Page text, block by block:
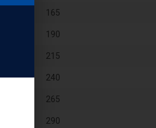
165
190
215
240
265
290